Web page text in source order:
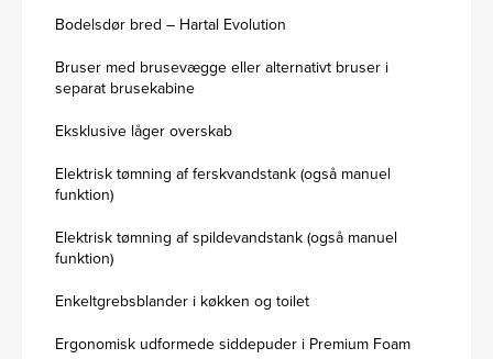
Bodelsdør bred – Hartal Evolution
Bruser med brusevægge eller alternativt bruser i
separat brusekabine
Eksklusive låger overskab
Elektrisk tømning af ferskvandstank (også manuel
funktion)
Elektrisk tømning af spildevandstank (også manuel
funktion)
Enkeltgrebsblander i køkken og toilet
Ergonomisk udformede siddepuder i Premium Foam